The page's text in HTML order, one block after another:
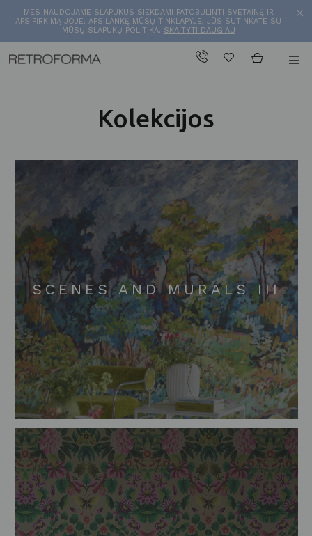
MES NAUDOJAME SLAPUKUS SIEKDAMI PATOBULINTI SVETAINĘ IR
APSIPIRKIMĄ JOJE. APSILANKĘ MŪSŲ TINKLAPYJE, JŪS SUTINKATE SU
MŪSŲ SLAPUKŲ POLITIKA. SKAITYTI DAUGIAU
Kolekcijos
SCENES AND MURALS III